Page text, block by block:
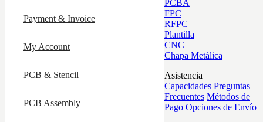
Payment & Invoice
My Account
PCB & Stencil
PCB Assembly
PCBA
FPC
RFPC
Plantilla
CNC
Chapa Metálica
Asistencia
Capacidades Preguntas
Frecuentes Métodos de
Pago Opciones de Envío